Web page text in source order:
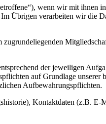
wenn wir mit ihnen
Übrigen verarbeiten wir die
der jeweiligen
auf Grundlage unserer
Aufbewahrungspflichten.
Kontaktdaten (z.B. E-